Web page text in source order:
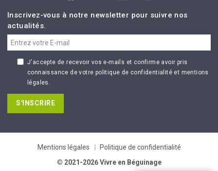
Inscrivez-vous à notre newsletter pour suivre nos
actualités.
J'accepte de recevoir vos e-mails et confirme avoir pris
connaissance de votre politique de confidentialité et mentions
légales.
S'INSCRIRE
Mentions légales
Politique de confidentialité
© 2021-2026 Vivre en Béguinage